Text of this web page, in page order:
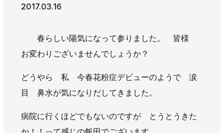
不動産事業
安房住宅について
スタッフ紹介
社長ブログ イベント お知らせ
チラシ
2017.03.16
春らしい陽気になって参りました。 皆様
お変わりございませんでしょうか？
どうやら 私 今春花粉症デビューのようで 涙
目 鼻水が気になりだしてきました。
病院に行くほどでもないのですが とうとうきた